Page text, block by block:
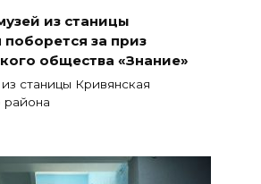
из станицы
поборется за приз
общества «Знание»
станицы Кривянская
района